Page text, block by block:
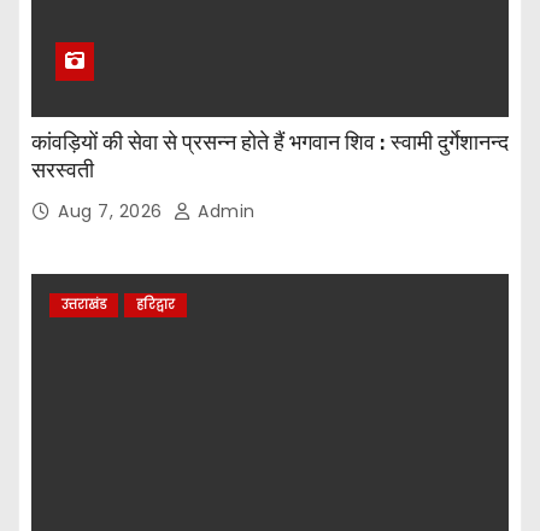
कांवड़ियों की सेवा से प्रसन्न होते हैं भगवान शिव : स्वामी दुर्गेशानन्द
सरस्वती
Aug 7, 2026 Admin
उत्तराखंड हरिद्वार